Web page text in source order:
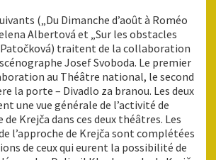
(„Du Dimanche d’août à Roméo
Albertová et „Sur les obstacles
Patočková) traitent de la collaboration
Josef Svoboda. Le premier
au Théâtre national, le second
la porte – Divadlo za branou. Les deux
une vue générale de l’activité de
Krejča dans ces deux théâtres. Les
l’approche de Krejča sont complétées
de ceux qui eurent la possibilité de